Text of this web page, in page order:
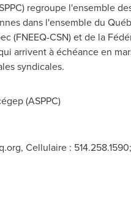
regroupe l'ensemble
dans l'ensemble du
(FNEEQ-CSN) et de la
arrivent à échéance en
syndicales.
(ASPPC)
, Cellulaire :